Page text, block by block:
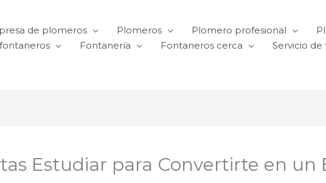
de plomeros Plomeros Plomero profesional
Fontanería Fontaneros cerca Servicio
Estudiar para Convertirte en un